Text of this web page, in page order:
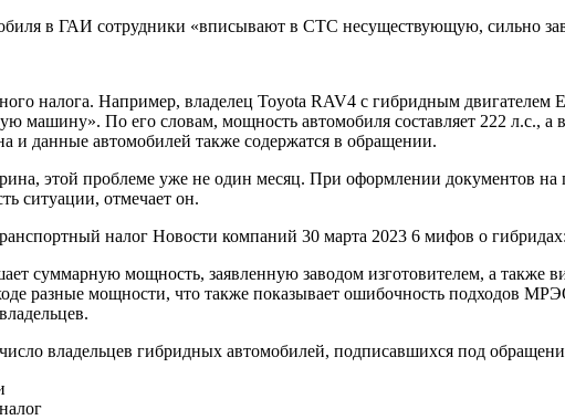
в ГАИ сотрудники «вписывают в СТС несуществующую, сильно
налога. Например, владелец Toyota RAV4 с гибридным двигателем
машину». По его словам, мощность автомобиля составляет 222 л.с.,
и данные автомобилей также содержатся в обращении.
этой проблеме уже не один месяц. При оформлении документов
ситуации, отмечает он.
налог Новости компаний 30 марта 2023 6 мифов о
суммарную мощность, заявленную заводом изготовителем, а также
разные мощности, что также показывает ошибочность подходов
владельцев гибридных автомобилей, подписавшихся под